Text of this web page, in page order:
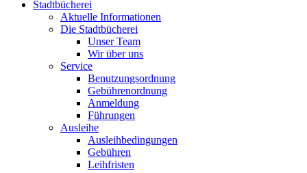
Stadtbücherei
Aktuelle Informationen
Die Stadtbücherei
Unser Team
Wir über uns
Service
Benutzungsordnung
Gebührenordnung
Anmeldung
Führungen
Ausleihe
Ausleihbedingungen
Gebühren
Leihfristen